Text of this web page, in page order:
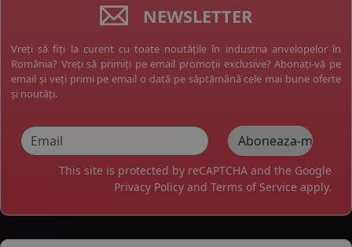
NEWSLETTER
Vreți să fiți la curent cu toate noutățile în industria anvelopelor în
România? Vreți să primiți pe email promoții exclusive? Abonați-vă pe
email și veți primi pe email o dată pe săptămână cele mai bune oferte
și noutăți.
This site is protected by reCAPTCHA and the Google
Privacy Policy and Terms of Service apply.